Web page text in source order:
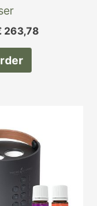
263,78
€ 299,00.